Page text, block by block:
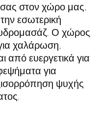
σας στον χώρο μας,
εσωτερική
υδρομασάζ. Ο χώρος
χαλάρωση,
από ευεργετικά για
για
ψυχής